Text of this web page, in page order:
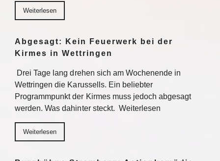
Weiterlesen
Abgesagt: Kein Feuerwerk bei der
Kirmes in Wettringen
Drei Tage lang drehen sich am Wochenende in
Wettringen die Karussells. Ein beliebter
Programmpunkt der Kirmes muss jedoch abgesagt
werden. Was dahinter steckt. Weiterlesen
Weiterlesen